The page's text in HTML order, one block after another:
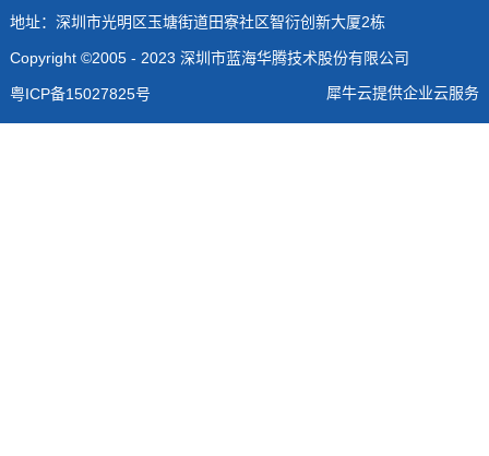
地址：深圳市光明区玉塘街道田寮社区智衍创新大厦2栋
Copyright ©2005 - 2023 深圳市蓝海华腾技术股份有限公司
粤ICP备15027825号 犀牛云提供企业云服务